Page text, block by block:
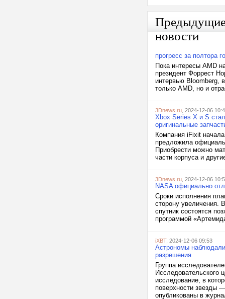
новости
прогресс за полтора
Пока интересы AMD
президент Форрест
интервью Bloomberg,
только AMD, но и
3Dnews.ru , 2024-12-06
Xbox Series X и S
оригинальные
Компания iFixit
предложила
Приобрести можно
части корпуса и
3Dnews.ru , 2024-12-06
NASA официально
Сроки исполнения
сторону увеличения.
спутник состоятся
программой
iXBT, 2024-12-06 09:53
Астрономы наблюдали
разрешения
Группа
Исследовательского
исследование, в
поверхности звезды
опубликованы в